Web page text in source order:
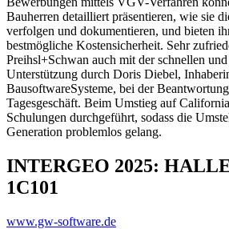
Bauherren detailliert präsentieren, wie sie
verfolgen und dokumentieren, und bieten
bestmögliche Kostensicherheit. Sehr
Preihsl+Schwan auch mit der schnellen
Unterstützung durch Doris Diebel,
BausoftwareSysteme, bei der
Tagesgeschäft. Beim Umstieg auf
Schulungen durchgeführt, sodass die
Generation problemlos gelang.
INTERGEO 2025:
1C101
www.gw-software.de